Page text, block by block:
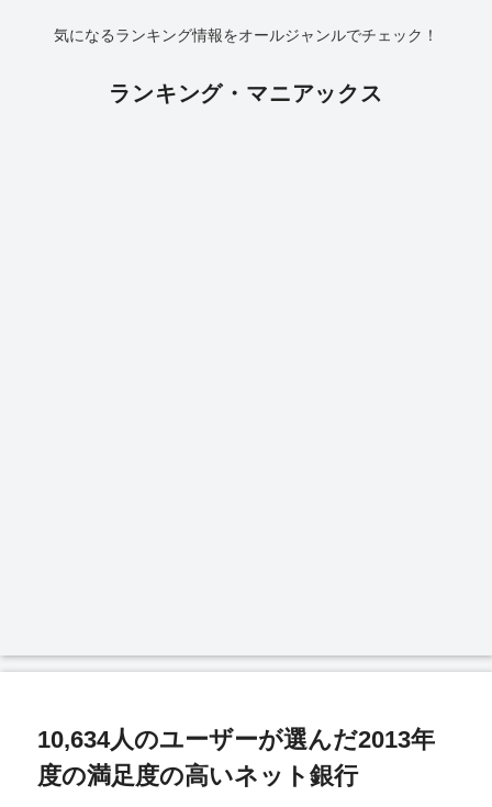
気になるランキング情報をオールジャンルでチェック！
ランキング・マニアックス
10,634人のユーザーが選んだ2013年
度の満足度の高いネット銀行